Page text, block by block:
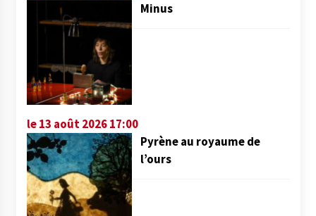
Minus
le 13 août 2026 17:00
Pyrène au royaume de
l’ours